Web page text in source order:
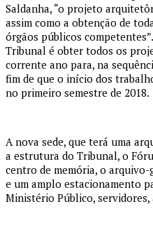
Saldanha, “o projeto
assim como a obtenção de
órgãos públicos
Tribunal é obter todos os
corrente ano para, na
fim de que o início dos
no primeiro semestre de 2018.
A nova sede, que terá uma
a estrutura do Tribunal, o
centro de memória, o
e um amplo estacionamento
Ministério Público,